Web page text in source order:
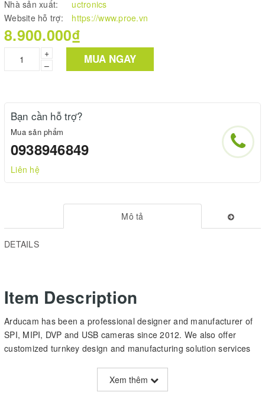
Nhà sản xuất:
uctronics
Website hỗ trợ:
https://www.proe.vn
8.900.000₫
+
–
MUA NGAY
Bạn cần hỗ trợ?
Mua sản phẩm
0938946849
Liên hệ
Mô tả
DETAILS
Item Description
Arducam has been a professional designer and manufacturer of
SPI, MIPI, DVP and USB cameras since 2012. We also offer
customized turnkey design and manufacturing solution services
Arducam B0288 is a new member of the Arducam’s USB camera
Xem thêm